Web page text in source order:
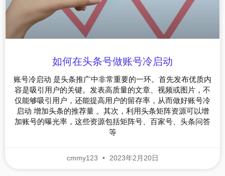
如何在头条号做账号冷启动
账号冷启动 是头条推广中非常重要的一环。首先发布优质内
容是吸引用户的关键。发表高质量的文章、视频或图片，不
仅能够吸引用户，还能提高用户的留存率，从而做好账号冷
启动 增加头条的推荐量 。其次，利用头条矩阵资源可以增
加账号的曝光率，这些资源包括矩阵号、百家号、头条问答
等
cmmy123 2023年2月20日